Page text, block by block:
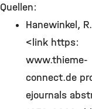
Quellen:
Hanewinkel,
<link https:
www.thieme-
connect.de
ejournals